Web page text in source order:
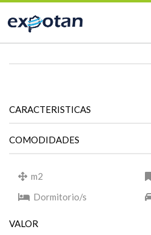
CARACTERISTICAS
COMODIDADES
m2
Dormitorio/s
VALOR